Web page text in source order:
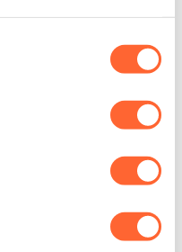
belangrijke stap
realisatie van een
de wijk Wiarda in